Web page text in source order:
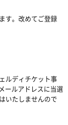
す。改めてご登録
ルディチケット事
ールアドレスに当選
いたしませんので